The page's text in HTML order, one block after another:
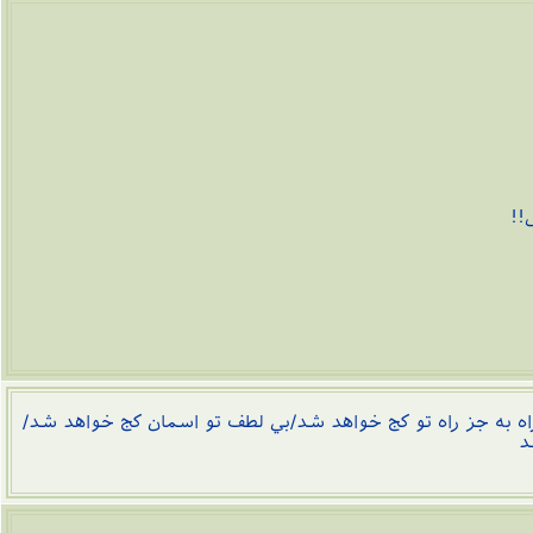
به جز راه تو كج خواهد شد/بي لطف تو اسمان كج خواهد شد/